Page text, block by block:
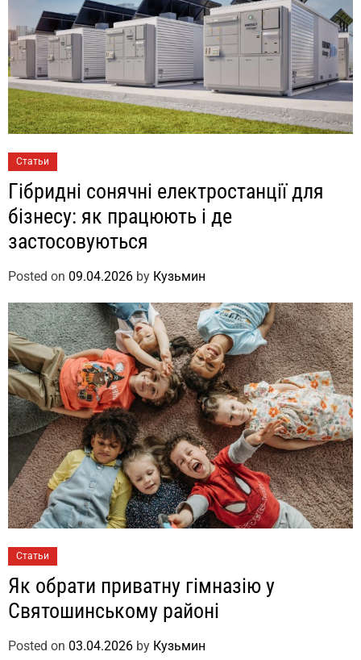
Статьи
Гібридні сонячні електростанції для
бізнесу: як працюють і де
застосовуються
Posted on 09.04.2026 by Кузьмин
Статьи
Як обрати приватну гімназію у
Святошинському районі
Posted on 03.04.2026 by Кузьмин